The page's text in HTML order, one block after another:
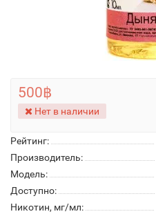
Рейтинг:
Производитель:
Модель:
Доступно:
Никотин, мг/мл:
500฿
Нет в наличии